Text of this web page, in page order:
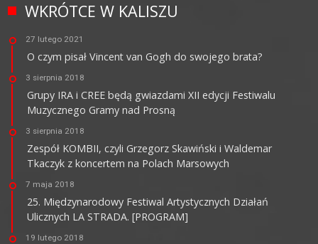
WKRÓTCE W KALISZU
27 lutego 2021
O czym pisał Vincent van Gogh do swojego brata?
3 sierpnia 2018
Grupy IRA i CREE będą gwiazdami XII edycji Festiwalu
Muzycznego Gramy nad Prosną
3 sierpnia 2018
Zespół KOMBII, czyli Grzegorz Skawiński i Waldemar
Tkaczyk z koncertem na Polach Marsowych
7 maja 2018
25. Międzynarodowy Festiwal Artystycznych Działań
Ulicznych LA STRADA. [PROGRAM]
19 lutego 2018